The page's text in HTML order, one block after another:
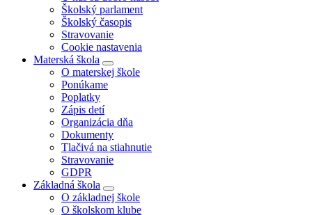
Školský parlament
Školský časopis
Stravovanie
Cookie nastavenia
Materská škola
O materskej škole
Ponúkame
Poplatky
Zápis detí
Organizácia dňa
Dokumenty
Tlačivá na stiahnutie
Stravovanie
GDPR
Základná škola
O základnej škole
O školskom klube